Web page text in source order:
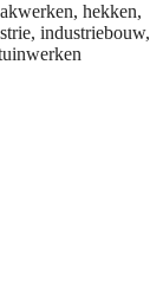
, hekken,
, industriebouw,